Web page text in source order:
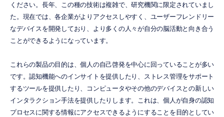
ください。長年、この種の技術は複雑で、研究機関に限定されていまし
た。現在では、各企業がよりアクセスしやすく、ユーザーフレンドリー
なデバイスを開発しており、より多くの人々が自分の脳活動と向き合う
ことができるようになっています。
これらの製品の目的は、個人の自己啓発を中心に回っていることが多い
です。認知機能へのインサイトを提供したり、ストレス管理をサポート
するツールを提供したり、コンピュータやその他のデバイスとの新しい
インタラクション手法を提供したりします。これは、個人が自身の認知
プロセスに関する情報にアクセスできるようにすることを目的としてい